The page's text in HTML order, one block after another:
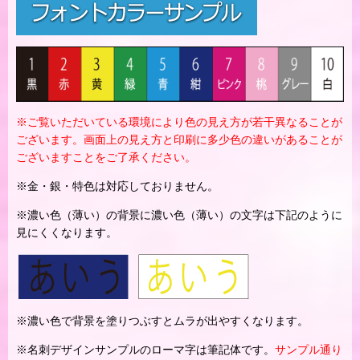
※ご覧いただいている環境により色の見え方が若干異なることが
ございます。画面上の見え方と印刷に多少色の違いがあることが
ございますことをご了承ください。
※金・銀・特色は対応しておりません。
※濃い色（薄い）の背景に濃い色（薄い）の文字は下記のように
見にくくなります。
※濃い色で背景を塗りつぶすとムラが出やすくなります。
※名刺デザインサンプルのローマ字は筆記体です。 サンプル通り